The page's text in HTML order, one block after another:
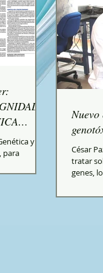
Y
y
para
de la
naturalizar
Nuevo
César
tratar
genes,